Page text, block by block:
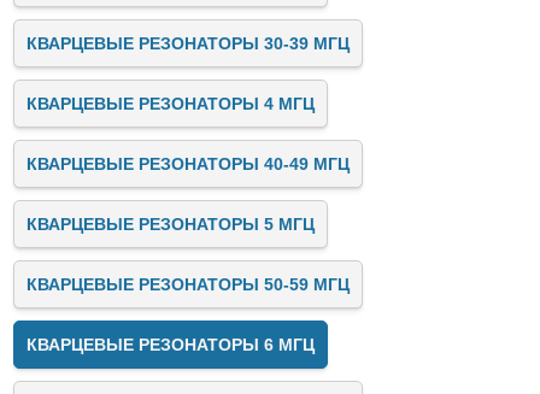
КВАРЦЕВЫЕ РЕЗОНАТОРЫ 30-39 МГЦ
КВАРЦЕВЫЕ РЕЗОНАТОРЫ 4 МГЦ
КВАРЦЕВЫЕ РЕЗОНАТОРЫ 40-49 МГЦ
КВАРЦЕВЫЕ РЕЗОНАТОРЫ 5 МГЦ
КВАРЦЕВЫЕ РЕЗОНАТОРЫ 50-59 МГЦ
КВАРЦЕВЫЕ РЕЗОНАТОРЫ 6 МГЦ